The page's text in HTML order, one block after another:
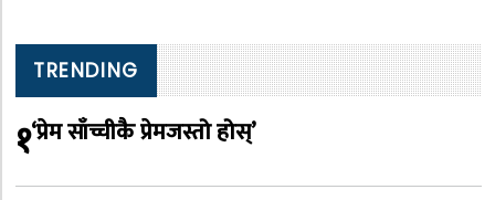
TRENDING
१‘प्रेम साँच्चीकै प्रेमजस्तो होस्’